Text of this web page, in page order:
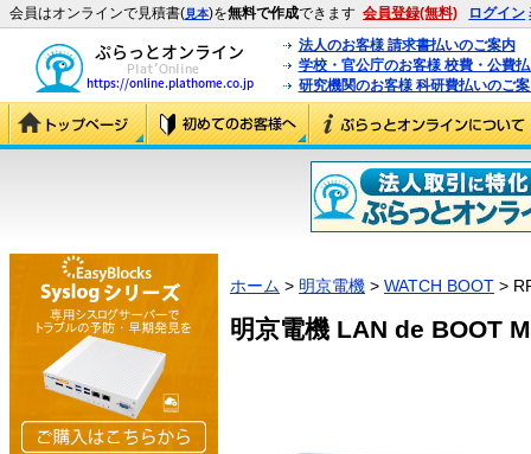
会員はオンラインで見積書(見本)を無料で作成できます 会員登録(無料) ログイン
法人のお客様 請求書払いのご案内
学校・官公庁のお客様 校費・公費
研究機関のお客様 科研費払いのご
ホーム > 明京電機 > WATCH BOOT >
明京電機 LAN de BOOT